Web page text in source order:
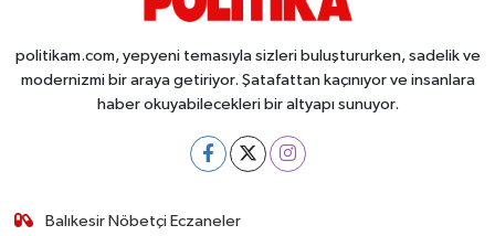
politikam.com, yepyeni temasıyla sizleri buluştururken, sadelik ve
modernizmi bir araya getiriyor. Şatafattan kaçınıyor ve insanlara
haber okuyabilecekleri bir altyapı sunuyor.
Balıkesir Nöbetçi Eczaneler